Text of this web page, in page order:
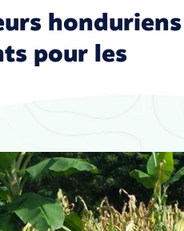
honduriens
pour les